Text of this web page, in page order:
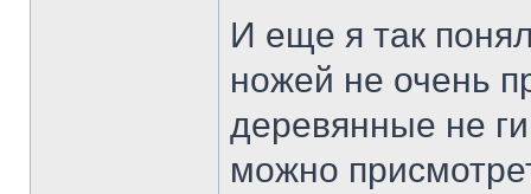
И еще я так
ножей не очень
деревянные не
можно